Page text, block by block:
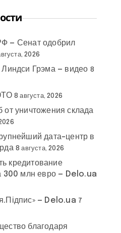
— Сенат одобрил
2026
Линдси Грэма — видео 8
8 августа, 2026
уничтожения склада
дата-центр в
8 августа, 2026
кредитование
300 млн евро — Delo.ua
— Delo.ua 7
благодаря